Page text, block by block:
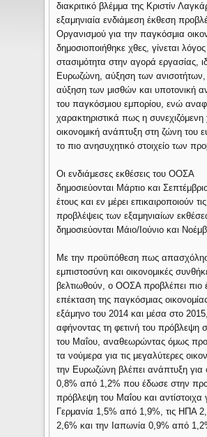
διακριτικό βλέμμα της Κριστίν
εξαμηνιαία ενδιάμεση έκθεση
Οργανισμού για την παγκόσμια
δημοσιοποιήθηκε χθες, γίνεται λόγος
στασιμότητα στην αγορά εργασίας,
Ευρωζώνη, αύξηση των
αύξηση των μισθών και υποτονική
του παγκόσμιου εμπορίου, ενώ
χαρακτηριστικά πως η
οικονομική ανάπτυξη στη ζώνη του
το πιο ανησυχητικό στοιχείο των
Οι ενδιάμεσες εκθέσεις του ΟΟΣΑ
δημοσιεύονται Μάρτιο και
έτους και εν μέρει επικαιροποιούν τις
προβλέψεις των εξαμηνιαίων
δημοσιεύονται Μάιο/Ιούνιο και
Με την προϋπόθεση πως
εμπιστοσύνη και οικονομικές
βελτιωθούν, ο ΟΟΣΑ προβλέπει πιο
επέκταση της παγκόσμιας
εξάμηνο του 2014 και μέσα στο 2015,
αφήνοντας τη φετινή του πρόβλεψη
του Μαΐου, αναθεωρώντας όμως
τα νούμερα για τις μεγαλύτερες
την Ευρωζώνη βλέπει ανάπτυξη για
0,8% από 1,2% που έδωσε στην
πρόβλεψη του Μαΐου και αντίστοιχα
Γερμανία 1,5% από 1,9%, τις ΗΠΑ
2,6% και την Ιαπωνία 0,9% από